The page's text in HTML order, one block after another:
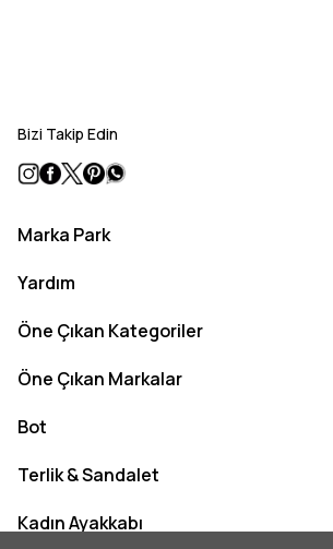
Bizi Takip Edin
Marka Park
Yardım
Öne Çıkan Kategoriler
Öne Çıkan Markalar
Bot
Terlik & Sandalet
Kadın Ayakkabı